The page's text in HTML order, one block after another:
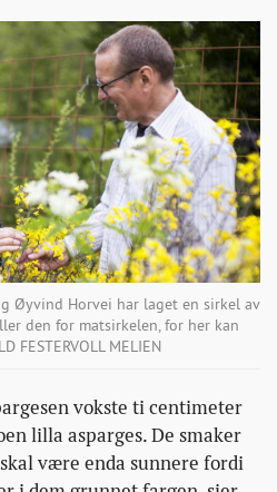
Øyvind Horvei har laget en sirkel av
den for matsirkelen, for her kan
FESTERVOLL MELIEN
vokste ti centimeter
lilla asparges. De smaker
være enda sunnere fordi